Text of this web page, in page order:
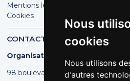
Nous
cookies
Nous utilisons
d'autres
Mentions légales
Cookies
CONTACT
Organisation des Poissonniers
98 boulevard Pereire | 75017 PARIS